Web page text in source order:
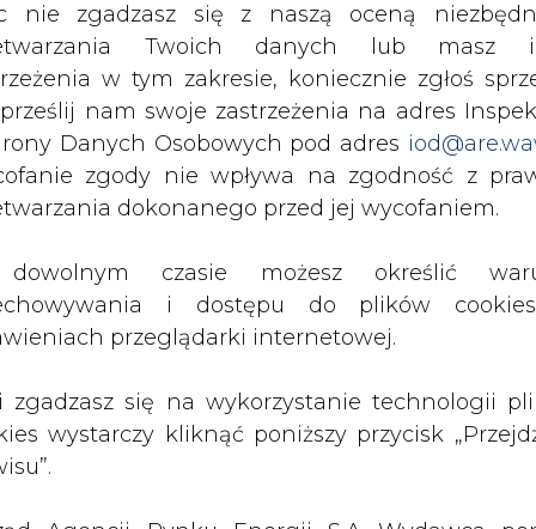
nie zgadzasz się z naszą oceną
Twoich danych lub masz
w tym zakresie, koniecznie zgłoś
prześlij nam swoje zastrzeżenia na adres
Danych Osobowych pod adres
zgody nie wpływa na zgodność z
dokonanego przed jej wycofaniem.
czasie możesz określić
i dostępu do plików
przeglądarki internetowej.
zgadzasz się na wykorzystanie technologii
wystarczy kliknąć poniższy przycisk
PODPIS
Przesłanie komentarza oznacza akceptację zasad korzystania
z portalu cire.pl
wyślij
treści marketingowych w postaci newslettera